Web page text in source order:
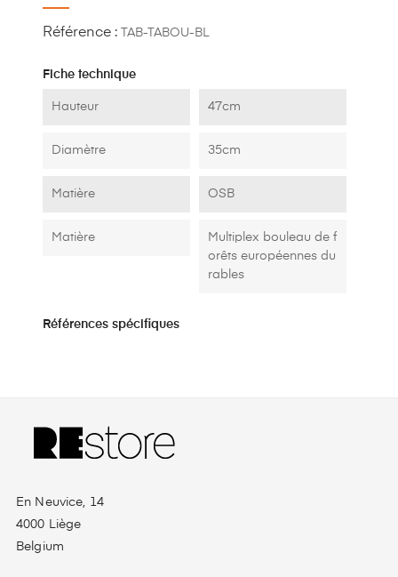
Référence : TAB-TABOU-BL
Fiche technique
Hauteur 47cm
Diamètre 35cm
Matière OSB
Matière
Multiplex bouleau de f
orêts européennes du
rables
Références spécifiques
En Neuvice, 14
4000 Liège
Belgium